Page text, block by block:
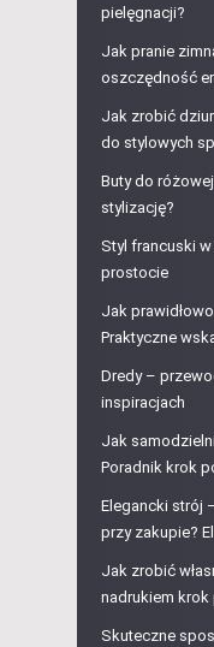
pielęgnacji?
Jak pranie
oszczędność
Jak zrobić
do stylowych
Buty do
stylizację?
Styl francuski
prostocie
Jak
Praktyczne
Dredy –
inspiracjach
Jak
Poradnik krok
Elegancki strój
przy zakupie?
Jak zrobić
nadrukiem krok
Skuteczne